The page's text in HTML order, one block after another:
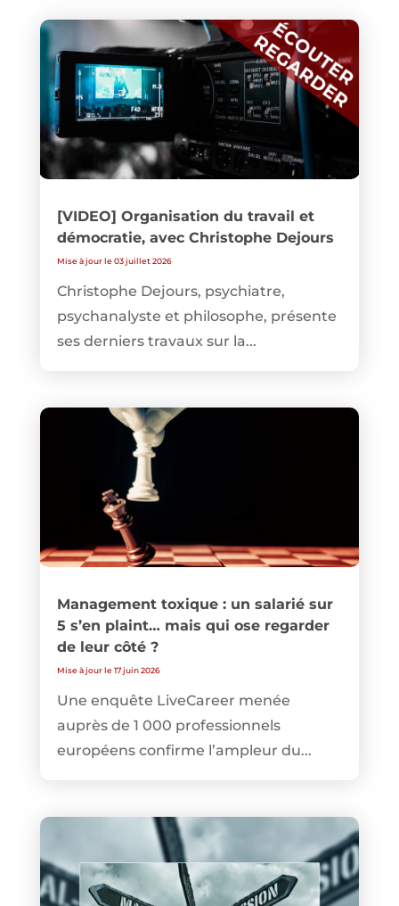
[VIDEO] Organisation du travail et
démocratie, avec Christophe Dejours
Mise à jour le 03 juillet 2026
Christophe Dejours, psychiatre,
psychanalyste et philosophe, présente
ses derniers travaux sur la...
Management toxique : un salarié sur
5 s’en plaint… mais qui ose regarder
de leur côté ?
Mise à jour le 17 juin 2026
Une enquête LiveCareer menée
auprès de 1 000 professionnels
européens confirme l’ampleur du...